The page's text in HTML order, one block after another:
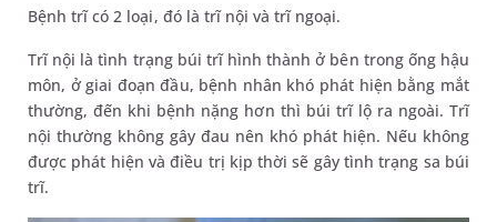
Bệnh trĩ có 2 loại, đó là trĩ nội và trĩ ngoại.
Trĩ nội là tình trạng búi trĩ hình thành ở bên trong ống hậu
môn, ở giai đoạn đầu, bệnh nhân khó phát hiện bằng mắt
thường, đến khi bệnh nặng hơn thì búi trĩ lộ ra ngoài. Trĩ
nội thường không gây đau nên khó phát hiện. Nếu không
được phát hiện và điều trị kịp thời sẽ gây tình trạng sa búi
trĩ.